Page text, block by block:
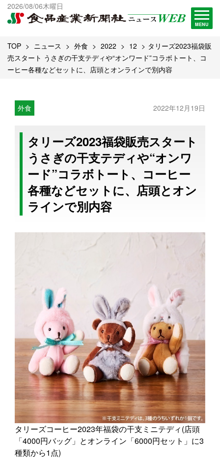
2026/08/06木曜日
MENU
出版物一覧へ
試読・購読申し込み
TOP ニュース 外食 2022 12
タリーズ2023福袋販
売スタート うさぎの干支テディや“オンワード”コラボトート、コ
ーヒー各種などセットに、店頭とオンラインで別内容
外食 2022年12月19日
タリーズ2023福袋販売スタート
うさぎの干支テディや“オンワ
ード”コラボトート、コーヒー
各種などセットに、店頭とオン
ラインで別内容
タリーズコーヒー2023年福袋の干支ミニテディ(店頭
「4000円バッグ」とオンライン「6000円セット」に3
種類から1点)